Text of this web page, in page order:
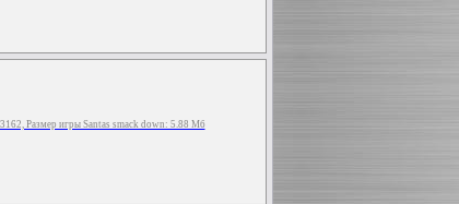
Размер игры Santas smack down: 5.88 Мб